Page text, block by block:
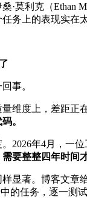
·莫利克（
务上的表现实在
事。
维度上，差距正
。
2026年4月，一
要整整四年时间
显著。博客文章
的任务，逐一测